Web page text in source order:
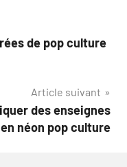
de pop culture
Article suivant
des enseignes
en néon pop culture